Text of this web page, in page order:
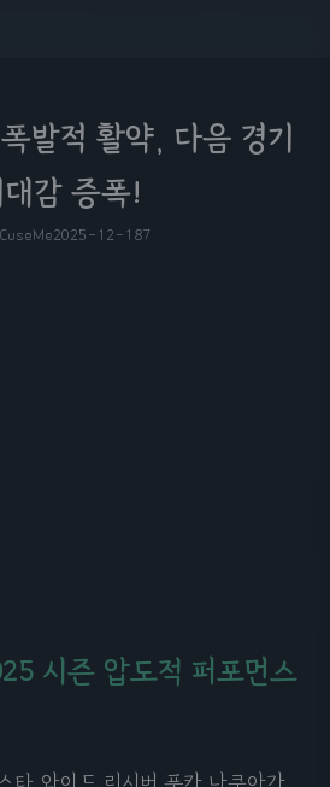
발적 활약, 다음 경기
대감 증폭!
2025-12-187
시즌 압도적 퍼포먼스
타 와이드 리시버 푸카 나쿠아가